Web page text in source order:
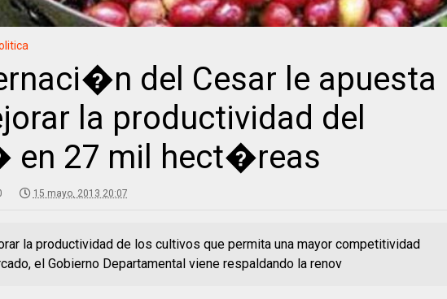
del Cesar le apuesta
la productividad del
en 27 mil hect�reas
15 mayo, 2013 20:07
la productividad de los cultivos que permita una mayor competitividad
el Gobierno Departamental viene respaldando la renov